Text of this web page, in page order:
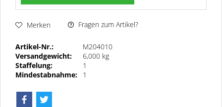
Merken Fragen zum Artikel?
Artikel-Nr.:
M204010
Versandgewicht:
6,000 kg
Staffelung:
1
Mindestabnahme:
1